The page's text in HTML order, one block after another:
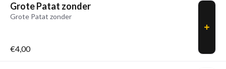
Grote Patat zonder
Grote Patat zonder
€4,00